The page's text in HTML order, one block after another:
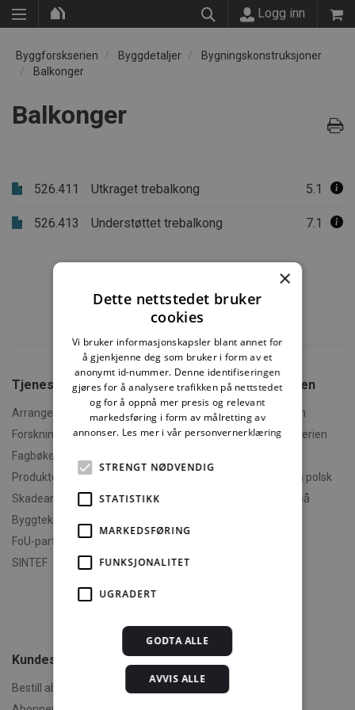
Logg inn
Byggforskserien Byggdetaljer
Bygningskonstruksjoner
Balkonger
Balkonger
526.411 Utkraget trebalkong 5.1
526.413 Understøttet trebalkong 7.1
Tjenester fra SINTEF
Arrangementer og kurs
Forskningsrapporter
Fagbøker og nettkurs
Produktdokumentasjon
Skadeanalyse
Byggteknisk spesialrådgivning
FoU-partner
SINTEF
Om Byggforskserien
Hva er Byggforskserien
Finn fram i Byggforskserien
Polski - informasjon på polsk
English - informasjon på
Om byggereglene
Humorforvaltning
Kundeservice
Bestill abonnement
×
Dette nettstedet bruker
cookies
Vi bruker informasjonskapsler blant annet for
å gjenkjenne deg som bruker i form av et
anonymt id-nummer. Denne identifiseringen
gjøres for å analysere trafikken på nettstedet
og for å oppnå mer presis og relevant
markedsføring i form av målretting av
annonser. Les mer i vår personvernerklæring
STRENGT NØDVENDIG
STATISTIKK
MARKEDSFØRING
FUNKSJONALITET
UGRADERT
GODTA ALLE
AVVIS ALLE